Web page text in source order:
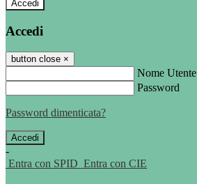
Accedi
Accedi
button close ×
Nome Utente
Password
Password dimenticata?
-
Entra con SPID Entra con CIE